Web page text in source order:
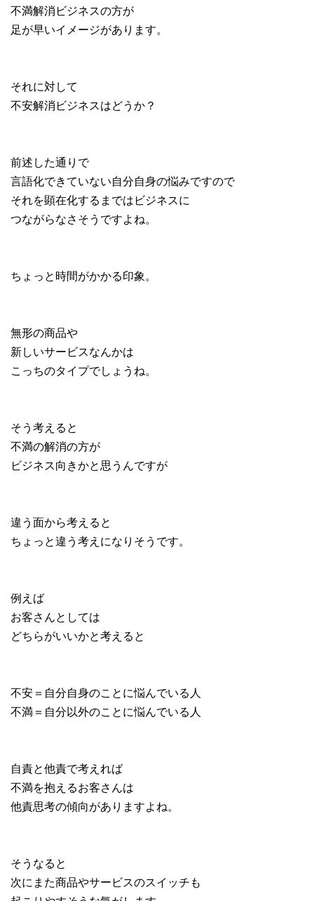
不満解消ビジネスの方が
足が早いイメージがあります。
それに対して
不安解消ビジネスはどうか？
前述した通りで
言語化できていない自分自身の悩みですので
それを顕在化するまではビジネスに
つながらなさそうですよね。
ちょっと時間がかかる印象。
無形の商品や
新しいサービスなんかは
こっちのタイプでしょうね。
そう考えると
不満の解消の方が
ビジネス向きかと思うんですが
違う面から考えると
ちょっと違う考えになりそうです。
例えば
お客さんとしては
どちらがいいかと考えると
不安＝自分自身のことに悩んでいる人
不満＝自分以外のことに悩んでいる人
自責と他責で考えれば
不満を抱えるお客さんは
他責思考の傾向がありますよね。
そうなると
次にまた商品やサービスのスイッチも